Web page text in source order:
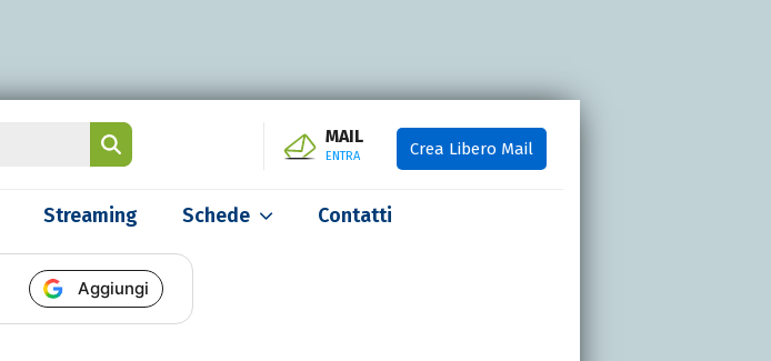
MAIL
ENTRA Crea Libero Mail
Streaming Schede Contatti
Aggiungi